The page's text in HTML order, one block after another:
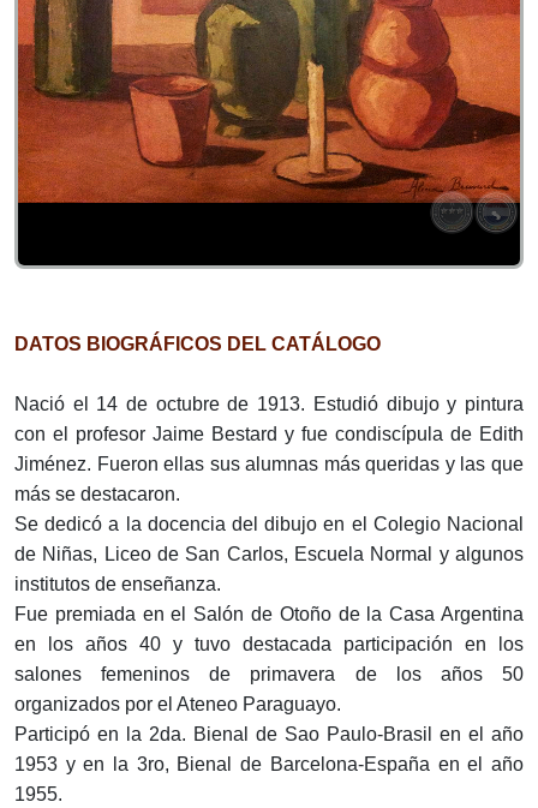
DATOS BIOGRÁFICOS DEL CATÁLOGO
Nació el 14 de octubre de 1913. Estudió dibujo y pintura
con el profesor Jaime Bestard y fue condiscípula de Edith
Jiménez. Fueron ellas sus alumnas más queridas y las que
más se destacaron.
Se dedicó a la docencia del dibujo en el Colegio Nacional
de Niñas, Liceo de San Carlos, Escuela Normal y algunos
institutos de enseñanza.
Fue premiada en el Salón de Otoño de la Casa Argentina
en los años 40 y tuvo destacada participación en los
salones femeninos de primavera de los años 50
organizados por el Ateneo Paraguayo.
Participó en la 2da. Bienal de Sao Paulo-Brasil en el año
1953 y en la 3ro, Bienal de Barcelona-España en el año
1955.